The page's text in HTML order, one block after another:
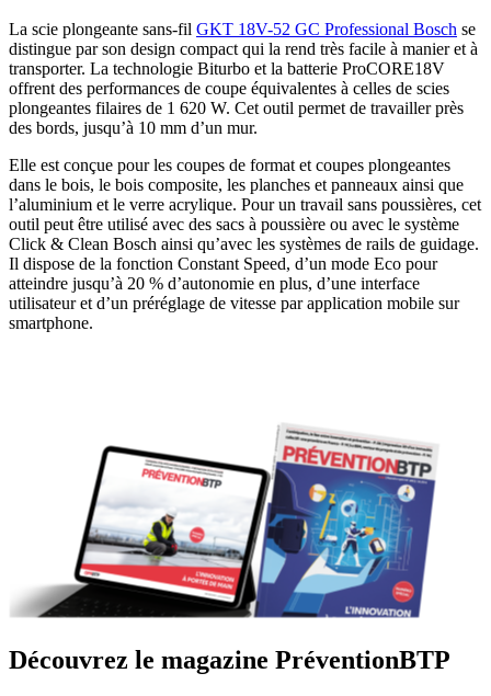
La scie plongeante sans-fil GKT 18V-52 GC Professional Bosch se
distingue par son design compact qui la rend très facile à manier et à
transporter. La technologie Biturbo et la batterie ProCORE18V
offrent des performances de coupe équivalentes à celles de scies
plongeantes filaires de 1 620 W. Cet outil permet de travailler près
des bords, jusqu’à 10 mm d’un mur.
Elle est conçue pour les coupes de format et coupes plongeantes
dans le bois, le bois composite, les planches et panneaux ainsi que
l’aluminium et le verre acrylique. Pour un travail sans poussières, cet
outil peut être utilisé avec des sacs à poussière ou avec le système
Click & Clean Bosch ainsi qu’avec les systèmes de rails de guidage.
Il dispose de la fonction Constant Speed, d’un mode Eco pour
atteindre jusqu’à 20 % d’autonomie en plus, d’une interface
utilisateur et d’un préréglage de vitesse par application mobile sur
smartphone.
Découvrez le magazine PréventionBTP